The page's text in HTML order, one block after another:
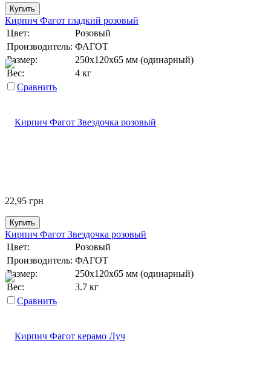
Купить
Кирпич Фагот гладкий розовый
Цвет:
Розовый
Производитель: ФАГОТ
Размер:
250х120х65 мм (одинарный)
Вес:
4 кг
Сравнить
22,95 грн
Купить
Кирпич Фагот Звездочка розовый
Цвет:
Розовый
Производитель: ФАГОТ
Размер:
250х120х65 мм (одинарный)
Вес:
3.7 кг
Сравнить